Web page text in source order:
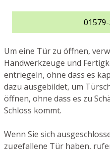
Um eine Tür zu öffnen,
Handwerkzeuge und
entriegeln, ohne dass es
dazu ausgebildet, um
öffnen, ohne dass es zu
Schloss kommt.
Wenn Sie sich
zugefallene Tür haben,